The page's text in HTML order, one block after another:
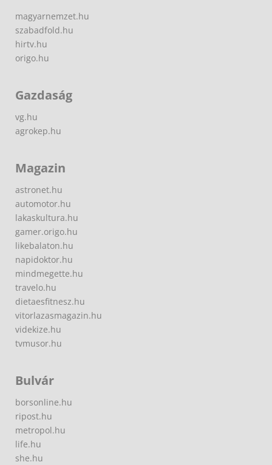
magyarnemzet.hu
szabadfold.hu
hirtv.hu
origo.hu
Gazdaság
vg.hu
agrokep.hu
Magazin
astronet.hu
automotor.hu
lakaskultura.hu
gamer.origo.hu
likebalaton.hu
napidoktor.hu
mindmegette.hu
travelo.hu
dietaesfitnesz.hu
vitorlazasmagazin.hu
videkize.hu
tvmusor.hu
Bulvár
borsonline.hu
ripost.hu
metropol.hu
life.hu
she.hu